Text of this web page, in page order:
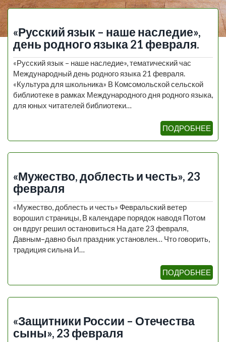
«Русский язык – наше наследие»,
день родного языка 21 февраля.
«Русский язык – наше наследие», тематический час
Международный день родного языка 21 февраля.
«Культура для школьника» В Комсомольской сельской
библиотеке в рамках Международного дня родного языка,
для юных читателей библиотеки…
ПОДРОБНЕЕ
«Мужество, доблесть и честь», 23
февраля
«Мужество, доблесть и честь» Февральский ветер
ворошил страницы, В календаре порядок наводя Потом
он вдруг решил остановиться На дате 23 февраля,
Давным–давно был праздник установлен… Что говорить,
традиция сильна И…
ПОДРОБНЕЕ
«Защитники России – Отечества
сыны», 23 февраля